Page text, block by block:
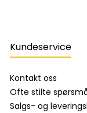
Kundeservice
Kontakt oss
Ofte stilte
Salgs- og